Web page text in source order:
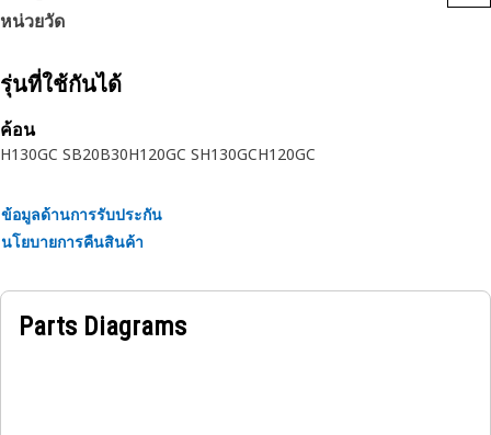
การใช้งาน:
ทรงพลัง ในขณะที่ลดการสั่นสะเทือนและอํานวยความสะดวกใน
หน่วยวัด
รุ่นที่ใช้กันได้
ค้อน
H130GC SB20B30H120GC SH130GCH120GC
ข้อมูลด้านการรับประกัน
นโยบายการคืนสินค้า
Parts Diagrams